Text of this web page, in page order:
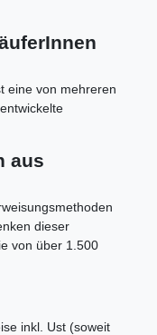
eine von mehreren
aus
dieser
von über 1.500
inkl. Ust (soweit